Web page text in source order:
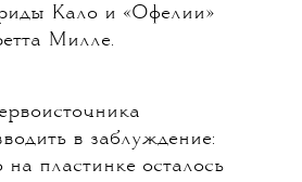
Кало и «Офелии»
Милле.
в заблуждение:
на пластинке осталось